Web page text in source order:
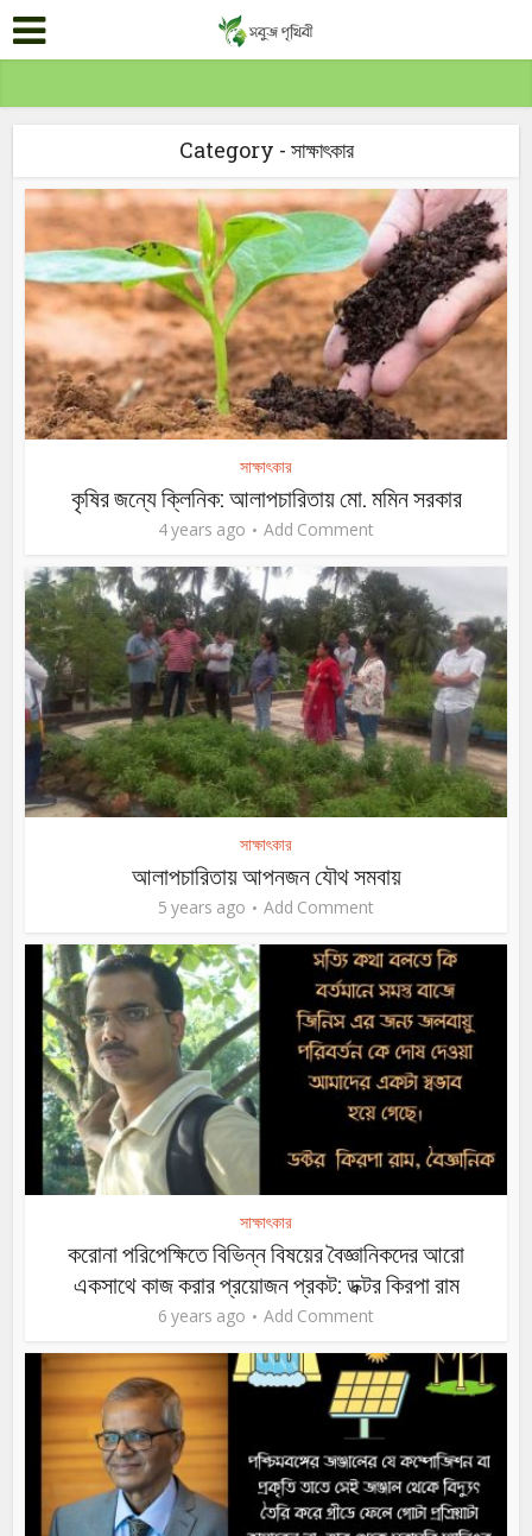
Category - সাক্ষাৎকার
সাক্ষাৎকার
কৃষির জন্যে ক্লিনিক: আলাপচারিতায় মো. মমিন সরকার
4 years ago Add Comment
সাক্ষাৎকার
আলাপচারিতায় আপনজন যৌথ সমবায়
5 years ago Add Comment
সাক্ষাৎকার
করোনা পরিপেক্ষিতে বিভিন্ন বিষয়ের বৈজ্ঞানিকদের আরো
একসাথে কাজ করার প্রয়োজন প্রকট: ডক্টর কিরপা রাম
6 years ago Add Comment